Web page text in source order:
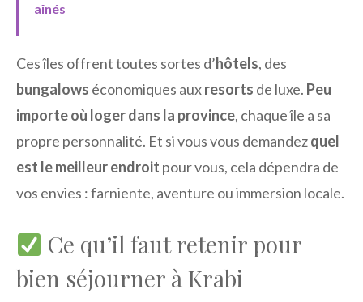
aînés
Ces îles offrent toutes sortes d’hôtels, des
bungalows économiques auxresorts de luxe. Peu
importe où loger dans la province, chaque île a sa
propre personnalité. Et si vous vous demandezquel
est le meilleur endroit pour vous, cela dépendra de
vos envies : farniente, aventure ou immersion locale.
Ce qu’il faut retenir pour
bien séjourner à Krabi